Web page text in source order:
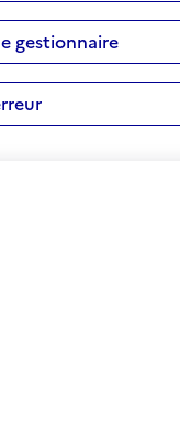
gestionnaire